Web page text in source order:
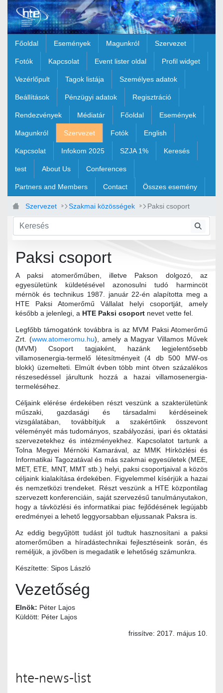
Ugrás a fő tartalomhoz
Főoldal Események Magunkról Szervezet
Fotók Kapcsolat Event lister oldal Profil widget
Vezérlőpult Tagok listája Személyes adatok
Beállítások Pénzügyi adatok Regisztráció
Rendezvények Médiatár Főoldal Események
Magunkról Szervezet Fotók English
Kapcsolat Infokom 2025 SZJA 1% Keresés
test About Us Conferences
Partners and Members Contact Összes esemény
Szervezet Szakmai közösségek Paksi csoport
Paksi csoport
A paksi atomerőműben, illetve Pakson dolgozó, az
egyesületünk küldetésével azonosulni tudó harmincöt
mérnök és technikus 1987. január 22-én alapította meg a
HTE Paksi Atomerőmű Vállalat helyi csoportját, amely
később a jelenlegi, a HTE Paksi csoport nevet vette fel.
Legfőbb támogatónk továbbra is az MVM Paksi Atomerőmű
Zrt. (www.atomeromu.hu), amely a Magyar Villamos Művek
(MVM) Csoport tagjaként, hazánk legjelentősebb
villamosenergia-termelő létesítményeit (4 db 500 MW-os
blokk) üzemelteti. Elmúlt évben több mint ötven százalékos
részesedéssel járultunk hozzá a hazai villamosenergia-
termeléséhez.
Céljaink elérése érdekében részt veszünk a szakterületünk
műszaki, gazdasági és társadalmi kérdéseinek
vizsgálatában, továbbítjuk a szakértőink összevont
véleményét más tudományos, szabályozási, ipari és oktatási
szervezetekhez és intézményekhez. Kapcsolatot tartunk a
Tolna Megyei Mérnöki Kamarával, az MMK Hírközlési és
Informatikai Tagozatával és más szakmai egyesületek (MEE,
MET, ETE, MNT, MMT stb.) helyi, paksi csoportjaival a közös
céljaink kialakítása érdekében. Figyelemmel kísérjük a hazai
és nemzetközi trendeket. Részt veszünk a HTE központilag
szervezett konferenciáin, saját szervezésű tanulmányutakon,
hogy a távközlési és informatikai piac fejlődésének legújabb
eredményei a lehető leggyorsabban eljussanak Paksra is.
Az eddig begyűjtött tudást jól tudtuk hasznosítani a paksi
atomerőműben a híradástechnikai fejlesztéseink során, és
reméljük, a jövőben is megadatik e lehetőség számunkra.
Készítette: Sipos László
Vezetőség
Elnök: Péter Lajos
Küldött: Péter Lajos
frissítve: 2017. május 10.
hte-news-list